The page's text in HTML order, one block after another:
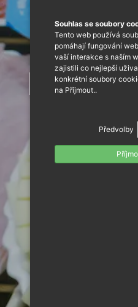
Souhlas se soubory
Tento web používá
pomáhají fungování
vaší interakce s naším
zajistili co nejlepší
konkrétní soubory
na Přijmout..
Předvolby
REKREAČNÍ